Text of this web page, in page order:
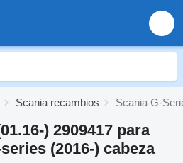
Scania recambios Scania G-
) 2909417 para
(2016-) cabeza